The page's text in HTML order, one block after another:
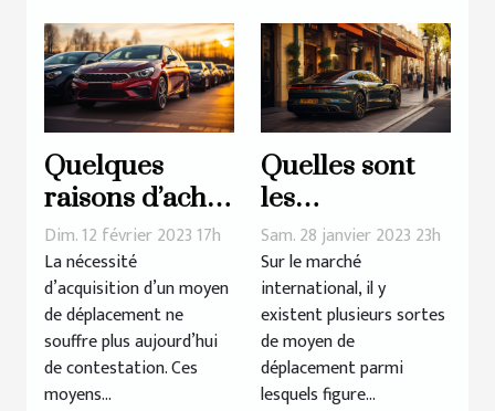
Quelques
raisons d’achat
d’une voiture
d’occasion
Dim. 12 février 2023 17h
La nécessité
d’acquisition d’un moyen
de déplacement ne
souffre plus aujourd’hui
de contestation. Ces
moyens...
Quelles sont
les
conséquences
de l'utilisation
d'une voiture
électrique ?
Sam. 28 janvier 2023 23h
Sur le marché
international, il y
existent plusieurs sortes
de moyen de
déplacement parmi
lesquels figure...